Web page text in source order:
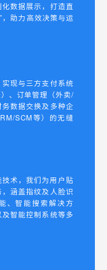
数据展示，打造直
，助力高效决策与运
现与三方支付系统
）、订单管理（外卖/
数据交换及多种企
SCM等）的无缝
术，我们为用户贴
涵盖指纹及人脸识
、智能搜索解决方
智能控制系统等多